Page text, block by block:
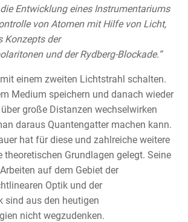
Entwicklung eines Instrumentariums
von Atomen mit Hilfe von Licht,
Konzepts der
und der Rydberg-Blockade.“
einem zweiten Lichtstrahl schalten.
Medium speichern und danach wieder
große Distanzen wechselwirken
daraus Quantengatter machen kann.
hat für diese und zahlreiche weitere
theoretischen Grundlagen gelegt. Seine
auf dem Gebiet der
Optik und der
sind aus den heutigen
nicht wegzudenken.